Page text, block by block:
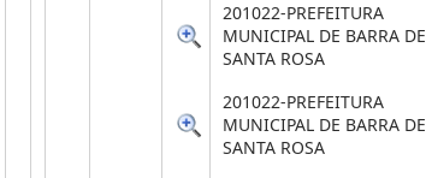
201022-PREFEITURA
MUNICIPAL DE BARRA DE
SANTA ROSA
201022-PREFEITURA
MUNICIPAL DE BARRA DE
SANTA ROSA